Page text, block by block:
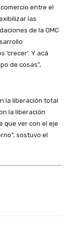
entre el
las
de la OMC
Y acá
de cosas”,
la liberación total
la liberación
que ver con el eje
sostuvo el